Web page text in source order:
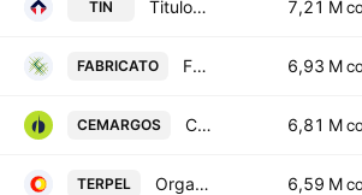
TIN Titulos Particpativos Titularizacion TIN 7,21 M
FABRICATO Fabricato S.A. 6,93 M
CEMARGOS Cementos Argos SA 6,81 M
TERPEL Organizacion Terpel SA 6,59 M